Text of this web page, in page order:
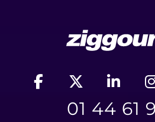
01 44 61